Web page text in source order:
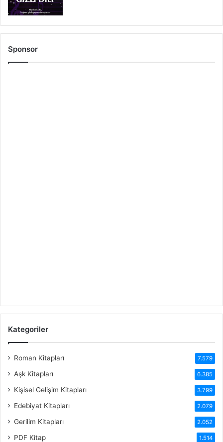
Sponsor
Kategoriler
Roman Kitapları 7.579
Aşk Kitapları 6.385
Kişisel Gelişim Kitapları 3.799
Edebiyat Kitapları 2.079
Gerilim Kitapları 2.052
PDF Kitap 1.514